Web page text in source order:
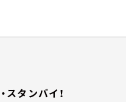
スタンバイ！